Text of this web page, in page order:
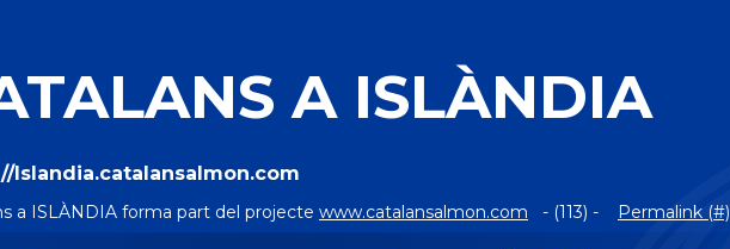
A ISLÀNDIA
Islandia.catalansalmon.com
a ISLÀNDIA forma part del projecte www.catalansalmon.com - (113) - Permalink (#)